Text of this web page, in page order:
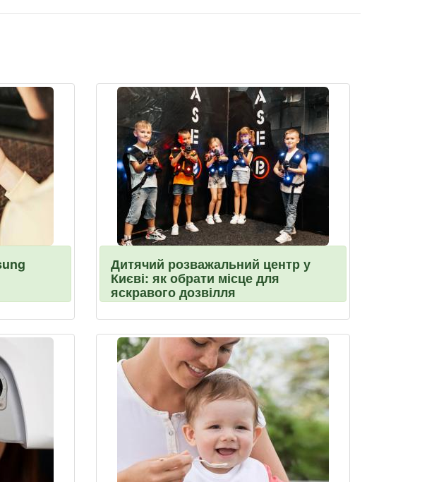
Дитячий розважальний центр у
Києві: як обрати місце для
яскравого дозвілля